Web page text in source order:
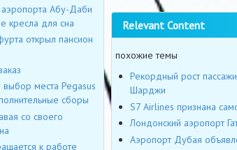
Relevant Content
похожие темы
Рекордный рост
Шарджи
S7 Airlines признана
Лондонский аэропорт
Аэропорт Дубая
Абу-Даби
кресла для сна
открыл пансион
выбор места Pegasus
сборы
со своего
к работе